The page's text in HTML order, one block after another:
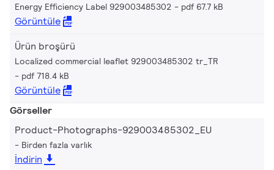
Energy Efficiency Label 929003485302 pdf 67.7 kB
Görüntüle
Ürün broşürü
Localized commercial leaflet 929003485302 tr_TR
pdf 718.4 kB
Görüntüle
Görseller
Product-Photographs-929003485302_EU
Birden fazla varlık
İndirin